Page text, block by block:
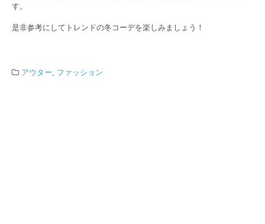
す。
是非参考にしてトレンドの冬コーデを楽しみましょう！
アウター ファッション